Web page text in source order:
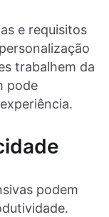
e requisitos
trabalhem da
pode
podem